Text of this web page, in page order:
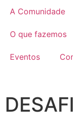
A Comunidade
O que fazemos
Eventos